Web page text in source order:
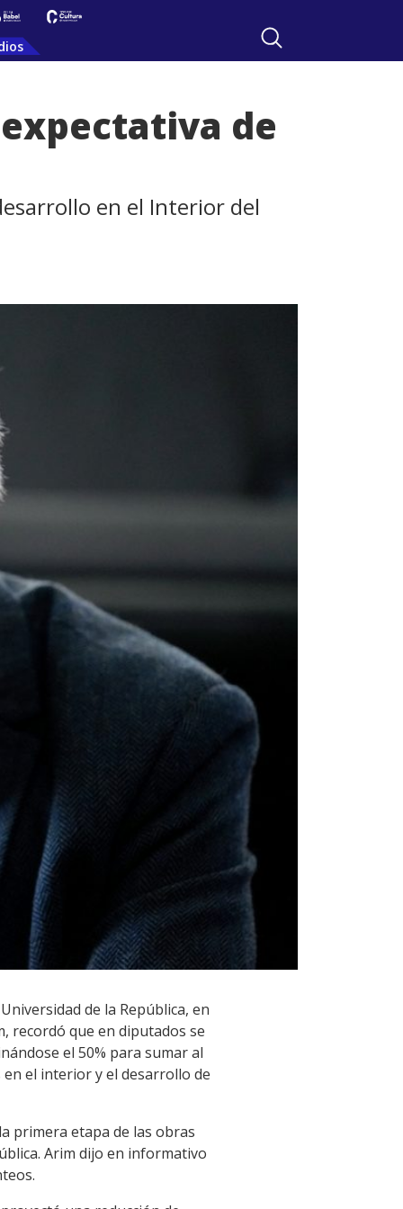
de
en el Interior del
de la República, en
recordó que en diputados se
el 50% para sumar al
el interior y el desarrollo de
primera etapa de las obras
Arim dijo en informativo